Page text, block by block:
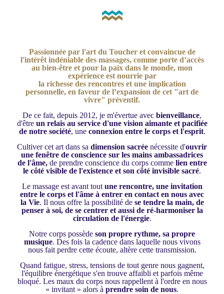
Passionnée par l'art du Toucheret convaincue de
l'intérêt indéniable des massages, comme porte d’accès
au bien-être et pour la paix dans le monde, mon
expérience est nourrie par
la richesse des rencontreset une implication
personnelle, en faveur de l’expansion de cet "art de
vivre" préventif.
De ce fait, depuis 2012, je m'évertue avec bienveillance,
d'être un relais au service d'une vision aimante et pacifiée
de notre société, une connexion entre le corps et l'esprit.
Cultiver cet art dans sa dimension sacrée nécessite d'ouvrir
une fenêtre de conscience sur les mains ambassadrices
de l'âme,de prendre conscience du corps comme lien entre
le côté visible de l'existence et son côté invisible sacré.
Le massage est avant tout une rencontre, une invitation
entre le corps et l'âme à entrer en contact en nous avec
la Vie. Il nous offre la possibilité de se tendre la main, de
penser à soi, de se centrer et aussi de ré-harmoniser la
circulation de l'énergie.
Notre corps possède son propre rythme, sa propre
musique. Des fois la cadence dans laquelle nous vivons
nous fait perdre cette écoute, altère cette transmission.
Quand fatigue, stress, tensions de tout genre nous gagnent,
l'équilibre énergétique s'en trouve affaibli et parfois même
bloqué. Les maux du corps nous rappellent à l'ordre en nous
« invitant » alors à prendre soin de nous.